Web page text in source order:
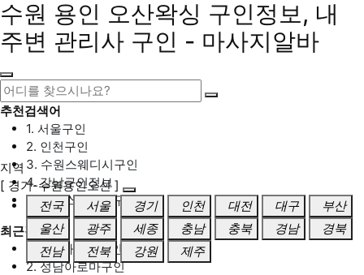
수원 용인 오산왁싱 구인정보, 내
주변 관리사 구인 - 마사지알바
추천검색어
1. 서울구인
2. 인천구인
3. 수원스웨디시구인
4. 강남구인정보
5. 동탄스웨디시구인
최근검색어
1. 일산마사지구인
2. 성남아로마구인
지역
[ 경기-수원용인오산 ]
전국
서울 경기 인천 대전 대구
부산
울산
광주 세종 충남 충북 경남
경북
전남
전북 강원 제주